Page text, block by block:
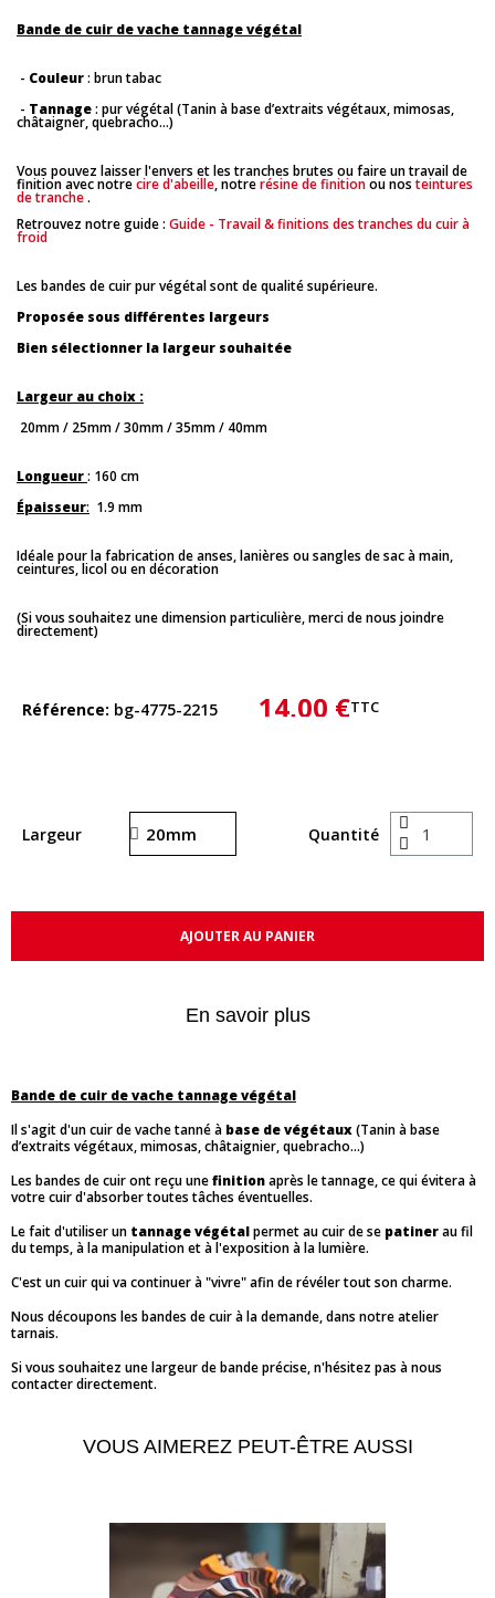
Bande de cuir de vache tannage végétal
- Couleur: brun tabac
- Tannage: pur végétal (Tanin à base d’extraits végétaux, mimosas,
châtaigner, quebracho...)
Vous pouvez laisser l'envers et les tranches brutes ou faire un travail de
finition avec notrecire d'abeille, notrerésine de finitionou nosteintures
de tranche.
Retrouvez notre guide : Guide - Travail & finitions des tranches du cuir à
froid
Les bandes de cuir pur végétal sont de qualité supérieure.
Proposée sous différentes largeurs
Bien sélectionner la largeur souhaitée
Largeur au choix :
20mm / 25mm / 30mm / 35mm / 40mm
Longueur: 160 cm
Épaisseur: 1.9 mm
Idéale pour la fabrication de anses, lanières ou sangles de sac à main,
ceintures, licol ou en décoration
(Si vous souhaitez une dimension particulière, merci de nous joindre
directement)
Référence bg-4775-2215 14,00 €TTC
Largeur Quantité
AJOUTER AU PANIER
En savoir plus
Bande de cuir de vache tannage végétal
Il s'agit d'un cuir de vache tanné à base de végétaux(Tanin à base
d’extraits végétaux, mimosas, châtaignier, quebracho...)
Les bandes de cuir ont reçu unefinitionaprès le tannage, ce qui évitera à
votre cuir d'absorber toutes tâches éventuelles.
Le fait d'utiliser un tannage végétalpermet au cuir de se patinerau fil
du temps, à la manipulation et à l'exposition à la lumière.
C'est un cuir qui va continuer à "vivre" afin de révéler tout son charme.
Nous découpons les bandes de cuir à la demande, dans notre atelier
tarnais.
Si vous souhaitez une largeur de bande précise, n'hésitez pas à nous
contacter directement.
VOUS AIMEREZ PEUT-ÊTRE AUSSI